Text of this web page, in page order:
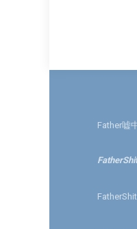
Father嘘